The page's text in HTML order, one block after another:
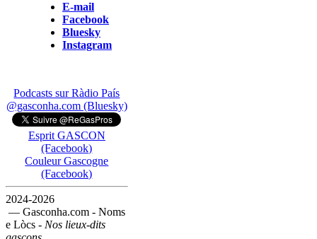
E-mail
Facebook
Bluesky
Instagram
Podcasts sur Ràdio País
@gasconha.com (Bluesky)
Esprit GASCON
(Facebook)
Couleur Gascogne
(Facebook)
2024-2026
— Gasconha.com - Noms
e Lòcs - Nos lieux-dits